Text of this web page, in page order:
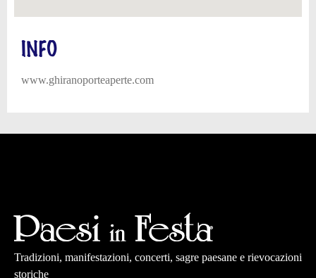
INFO
www.ghiranoporteaperte.com
Tradizioni, manifestazioni, concerti, sagre paesane e rievocazioni
storiche